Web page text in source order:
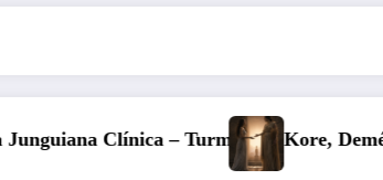
Kore, Deméter e o inverno: a fertilidade das